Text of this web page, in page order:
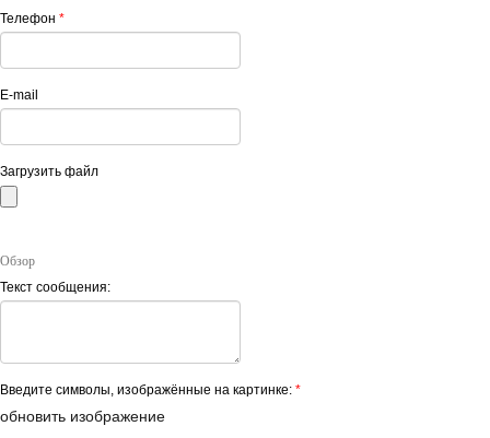
Телефон *
E-mail
Загрузить файл
Обзор
Текст сообщения:
Введите символы, изображённые на картинке: *
обновить изображение